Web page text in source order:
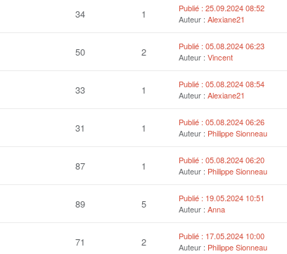
34 1
Publié : 25.09.2024 08:52
Auteur : Alexiane21
50 2
Publié : 05.08.2024 06:23
Auteur : Vincent
33 1
Publié : 05.08.2024 08:54
Auteur : Alexiane21
31 1
Publié : 05.08.2024 06:26
Auteur : Philippe Sionneau
87 1
Publié : 05.08.2024 06:20
Auteur : Philippe Sionneau
89 5
Publié : 19.05.2024 10:51
Auteur : Anna
71 2
Publié : 17.05.2024 10:00
Auteur : Philippe Sionneau